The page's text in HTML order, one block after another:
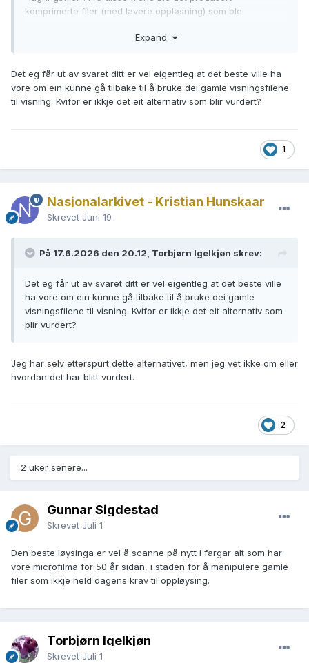
komprimerte filer (med lavere oppløsning) som ble
Den gang var det et poeng at visningsfilene burde være så
Teknologien har endret seg, og det er nå mulig å bruke
større filer i visning. I mars ble det gjort ei endring i
Digitalarkivet, slik at dehøyoppløselige lagringsfilene blir
ikke er skjerpede. Konsekvensen er at lesbarheten har blitt
Nasjonalarkivets egne saksbehandlere. Våre utviklere har
derfor fått beskjed om at situasjonen ikke er holdbar, og at
skjerping av filene hver gang de vises, dvs. at de lagrede
filene ikke skal endres på. Den foreløpige tilbakemeldinga er
prioriteringer kan som kjent endre seg, så vi får se hva det
blir til.
Expand
Det eg får ut av svaret ditt er vel eigentleg at det beste ville ha
vore om ein kunne gå tilbake til å bruke dei gamle visningsfilene
til visning. Kvifor er ikkje det eit alternativ som blir vurdert?
1
Nasjonalarkivet - Kristian Hunskaar
Skrevet Juni 19
På 17.6.2026 den 20.12, Torbjørn Igelkjøn skrev:
Det eg får ut av svaret ditt er vel eigentleg at det beste ville
ha vore om ein kunne gå tilbake til å bruke dei gamle
visningsfilene til visning. Kvifor er ikkje det eit alternativ som
blir vurdert?
Jeg har selv etterspurt dette alternativet, men jeg vet ikke om eller
hvordan det har blitt vurdert.
2
2 uker senere...
Gunnar Sigdestad
Skrevet Juli 1
Den beste løysinga er vel å scanne på nytt i fargar alt som har
vore microfilma for 50 år sidan, i staden for å manipulere gamle
filer som ikkje held dagens krav til oppløysing.
Torbjørn Igelkjøn
Skrevet Juli 1